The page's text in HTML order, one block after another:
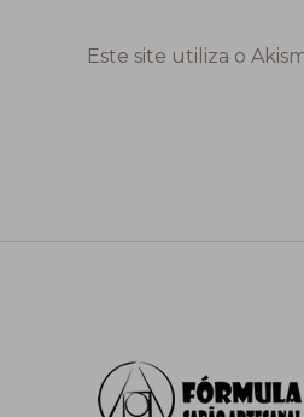
Este site utiliza o